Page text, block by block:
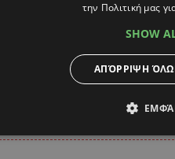
την Πολιτική μας
SHOW
ΑΠΌΡΡΙΨΗ